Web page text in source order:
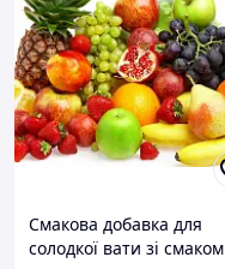
Смакова добавка для
солодкої вати зі смаком